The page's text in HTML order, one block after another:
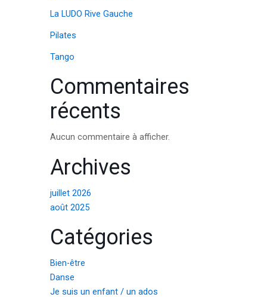
La LUDO Rive Gauche
Pilates
Tango
Commentaires
récents
Aucun commentaire à afficher.
Archives
juillet 2026
août 2025
Catégories
Bien-être
Danse
Je suis un enfant / un ados